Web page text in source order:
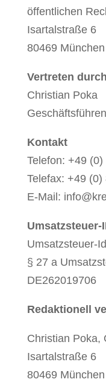
öffentlichen
Isartalstraße 6
80469 München
Vertreten
Christian Poka
Kontakt
Telefon: +49
Telefax: +49
E-Mail:
Umsatzsteuer-
Umsatzsteuer-
§ 27 a
DE262019706
Redaktionell
Christian Poka,
Isartalstraße 6
80469 München